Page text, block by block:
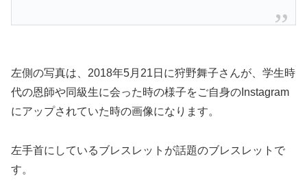
左側の写真は、2018年5月21日に狩野舞子さんが、学生時
代の恩師や同級生に会った時の様子をご自身のInstagram
にアップされていた時の画像になります。
左手首にしているブレスレットが話題のブレスレットで
す。